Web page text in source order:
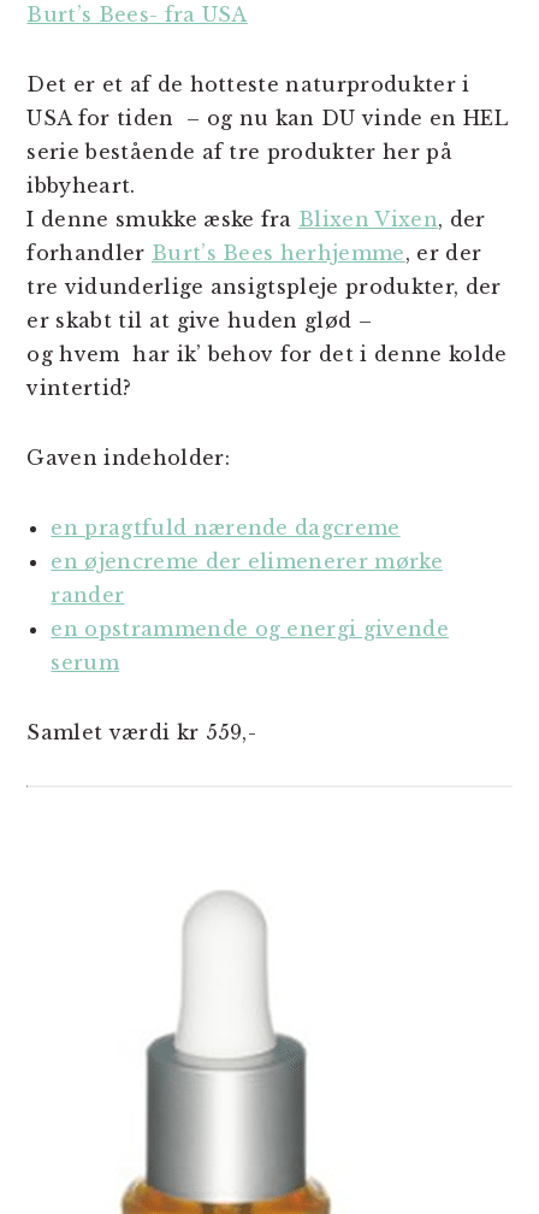
Burt’s Bees- fra USA
Det er et af de hotteste naturprodukter i
USA for tiden – og nu kan DU vinde en HEL
serie bestående af tre produkter her på
ibbyheart.
I denne smukke æske fra Blixen Vixen, der
forhandler Burt’s Bees herhjemme, er der
tre vidunderlige ansigtspleje produkter, der
er skabt til at give huden glød –
og hvem har ik’ behov for det i denne kolde
vintertid?
Gaven indeholder:
en pragtfuld nærende dagcreme
en øjencreme der elimenerer mørke
rander
en opstrammende og energi givende
serum
Samlet værdi kr 559,-